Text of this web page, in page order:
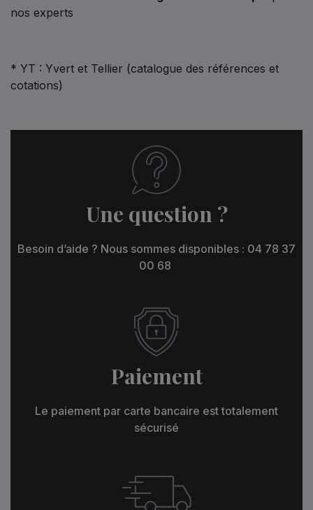
nos experts
* YT : Yvert et Tellier (catalogue des références et
cotations)
Une question ?
Besoin d’aide ? Nous sommes disponibles : 04 78 37
00 68
Paiement
Le paiement par carte bancaire est totalement
sécurisé